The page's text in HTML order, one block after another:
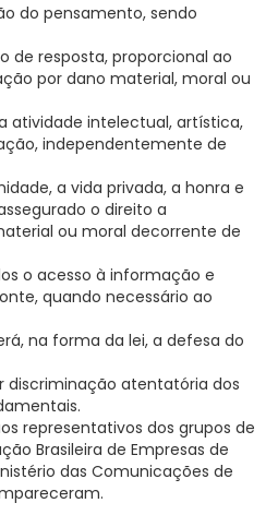
do pensamento, sendo
de resposta, proporcional ao
por dano material, moral ou
atividade intelectual, artística,
independentemente de
a vida privada, a honra e
o direito a
ou moral decorrente de
o acesso à informação e
quando necessário ao
na forma da lei, a defesa do
discriminação atentatória dos
representativos dos grupos de
Brasileira de Empresas de
das Comunicações de